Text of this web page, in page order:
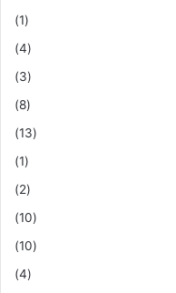
(1)
(4)
(3)
(8)
(13)
(1)
(2)
(10)
(10)
(4)